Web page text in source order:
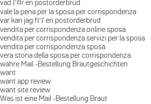
vad Г¤r en postorderbrud
vale la pena per la sposa per corrispondenza
var kan jag fГҐ en postorderbrud
vendita per corrispondenza online sposa
vendita per corrispondenza servizi per la sposa
vendita per corrispondenza sposa
vera storia della sposa per corrispondenza
wahre Mail -Bestellung Brautgeschichten
want
want app review
want site review
Was ist eine Mail -Bestellung Braut